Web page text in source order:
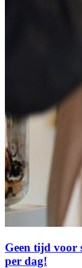
Geen tijd voor
per dag!